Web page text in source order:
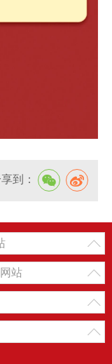
到：
站